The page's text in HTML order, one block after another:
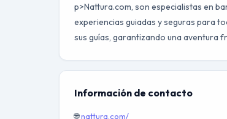
p>Nattura.com, son especialistas en
experiencias guiadas y seguras para
sus guías, garantizando una aventura
Información de contacto
🌐nattura.com/